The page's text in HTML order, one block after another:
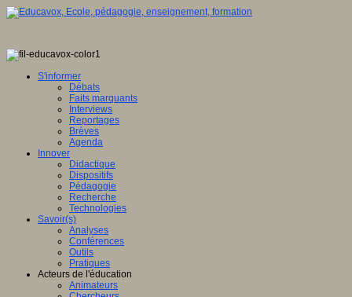
S'informer
Débats
Faits marquants
Interviews
Reportages
Brèves
Agenda
Innover
Didactique
Dispositifs
Pédagogie
Recherche
Technologies
Savoir(s)
Analyses
Conférences
Outils
Pratiques
Acteurs de l'éducation
Animateurs